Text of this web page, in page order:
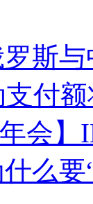
罗斯
付
会
么要